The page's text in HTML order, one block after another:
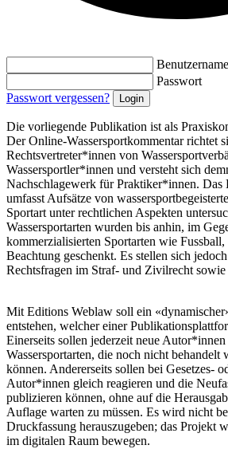
Benutzername
Passwort
Passwort vergessen?
Die vorliegende Publikation ist als
Der Online-Wassersportkommentar richtet
Rechtsvertreter*innen von
Wassersportler*innen und versteht sich
Nachschlagewerk für Praktiker*innen. Das
umfasst Aufsätze von
Sportart unter rechtlichen Aspekten
Wassersportarten wurden bis anhin, im
kommerzialisierten Sportarten wie
Beachtung geschenkt. Es stellen sich
Rechtsfragen im Straf- und Zivilrecht
Mit Editions Weblaw soll ein
entstehen, welcher einer
Einerseits sollen jederzeit neue
Wassersportarten, die noch nicht behandelt
können. Andererseits sollen bei Gesetzes-
Autor*innen gleich reagieren und die
publizieren können, ohne auf die
Auflage warten zu müssen. Es wird nicht
Druckfassung herauszugeben; das Projekt
im digitalen Raum bewegen.